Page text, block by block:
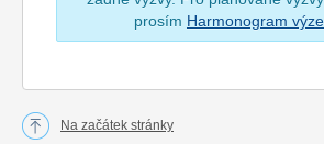
prosím Harmonogram
Na začátek stránky